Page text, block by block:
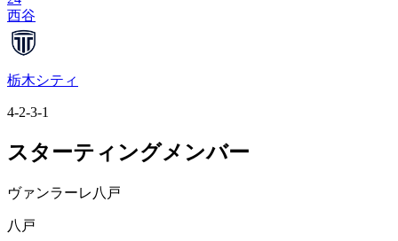
西谷
栃木シティ
4-2-3-1
スターティングメンバー
ヴァンラーレ八戸
八戸